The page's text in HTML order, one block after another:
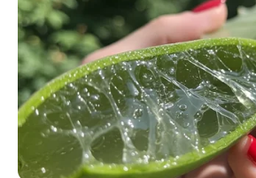
Όλα τα κείμενα και οι εικόνες είναι
ΝΙΚΟΛΑΟΣ ΑΝΑΞΙΜΑΝΔΡΟΣ.
αναδημοσίευση και η τροποποίησή